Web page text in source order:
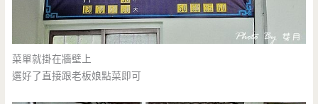
菜單就掛在牆壁上
選好了直接跟老板娘點菜即可